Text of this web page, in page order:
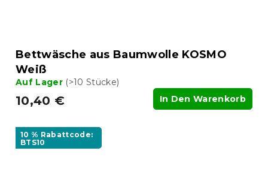
Bettwäsche aus Baumwolle KOSMO
Weiß
Auf Lager (>10 Stücke)
10,40 € In Den Warenkorb
10 % Rabattcode:
BTS10